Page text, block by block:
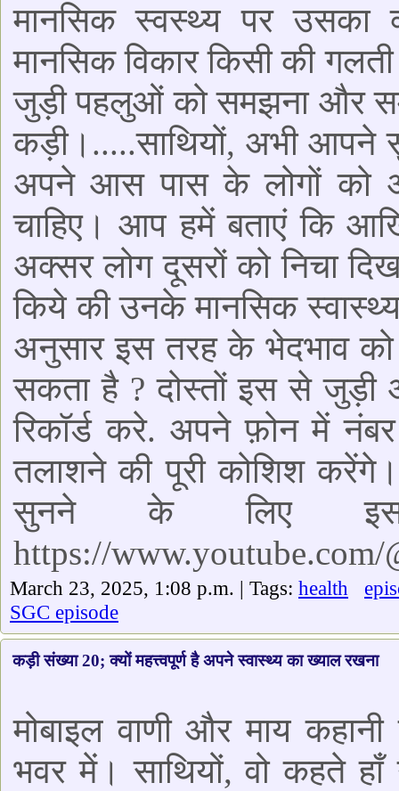
मानसिक स्वस्थ्य पर उसका
मानसिक विकार किसी की
जुड़ी पहलुओं को समझना और
कड़ी।.....साथियों, अभी
अपने आस पास के लोगों को
चाहिए। आप हमें बताएं कि
अक्सर लोग दूसरों को निचा
किये की उनके मानसिक
अनुसार इस तरह के भेदभाव
सकता है ? दोस्तों इस से
रिकॉर्ड करे. अपने फ़ोन में
तलाशने की पूरी कोशिश
सुनने के लिए
https://www.youtube.com/
March 23, 2025, 1:08 p.m. | Tags: health
SGC episode
कड़ी संख्या 20; क्यों महत्त्वपूर्ण है अपने स्वास्थ्य का ख्याल रखना
मोबाइल वाणी और माय
भवर में। साथियों, वो कहते